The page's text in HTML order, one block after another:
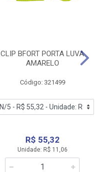
CLIP BFORT PORTA LUVA
AMARELO
Código: 321499
R$ 55,32
Unidade: R$ 11,06